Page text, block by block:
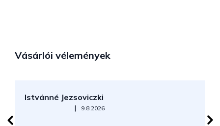
Vásárlói vélemények
Istvánné Jezsoviczki
Az áruház értékelése 5-ből 5 csillag.
| 9.8.2026